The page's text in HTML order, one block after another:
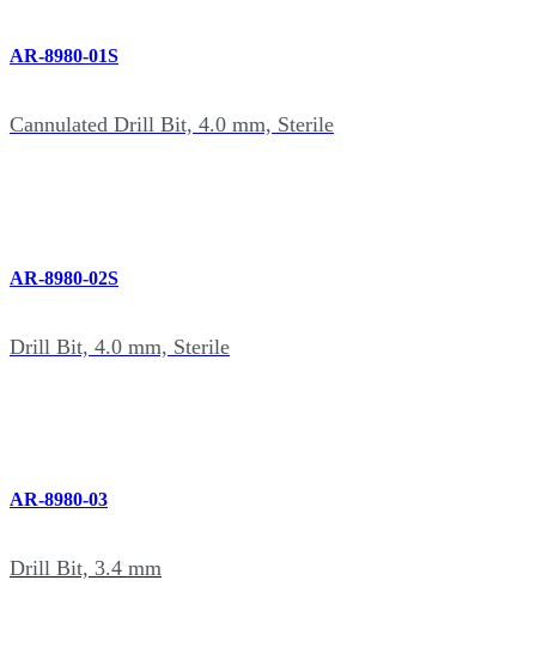
AR-8980-01S
Cannulated Drill Bit, 4.0 mm, Sterile
AR-8980-02S
Drill Bit, 4.0 mm, Sterile
AR-8980-03
Drill Bit, 3.4 mm